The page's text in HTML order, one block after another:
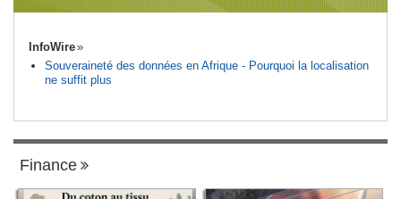
InfoWire
Souveraineté des données en Afrique - Pourquoi la localisation
ne suffit plus
Finance